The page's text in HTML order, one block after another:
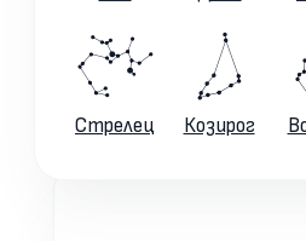
Стрелец Козирог